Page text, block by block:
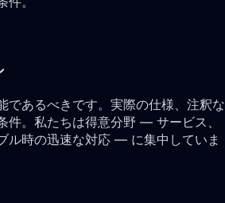
であるべきです。実際の仕様、注釈な
件。私たちは得意分野 — サービス、
ル時の迅速な対応 — に集中していま